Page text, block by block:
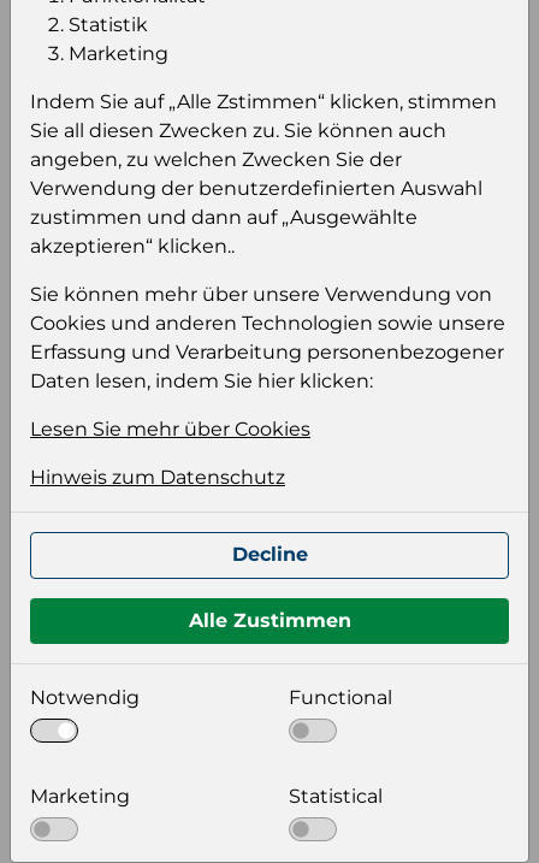
Einloggen um den Preis zu
sehen
Sie müssen eingeloggt sein, um Preise zu
sehen und/oder dieses Produkt zu kaufen.
Einloggen Anmeldung für B2B Konto
Produktinformation
Ihre Produktdatei aus
Sprache
Format auswählen
Bildeinstellungen
Bildauflösung
Statistik
Marketing
Indem Sie auf „Alle Zstimmen“ klicken, stimmen
Sie all diesen Zwecken zu. Sie können auch
angeben, zu welchen Zwecken Sie der
Verwendung der benutzerdefinierten Auswahl
zustimmen und dann auf „Ausgewählte
akzeptieren“ klicken..
Sie können mehr über unsere Verwendung von
Cookies und anderen Technologien sowie unsere
Erfassung und Verarbeitung personenbezogener
Daten lesen, indem Sie hier klicken:
Lesen Sie mehr über Cookies
Hinweis zum Datenschutz
Decline
Alle Zustimmen
Notwendig Functional
Marketing Statistical